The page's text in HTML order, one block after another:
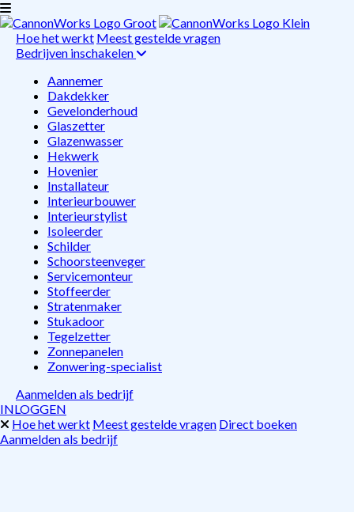
Hoe het werkt Meest gestelde vragen
Bedrijven inschakelen
Aannemer
Dakdekker
Gevelonderhoud
Glaszetter
Glazenwasser
Hekwerk
Hovenier
Installateur
Interieurbouwer
Interieurstylist
Isoleerder
Schilder
Schoorsteenveger
Servicemonteur
Stoffeerder
Stratenmaker
Stukadoor
Tegelzetter
Zonnepanelen
Zonwering-specialist
Aanmelden als bedrijf
INLOGGEN
Hoe het werkt Meest gestelde vragen Direct boeken
Aanmelden als bedrijf